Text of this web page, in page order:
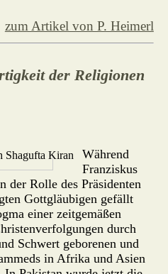
zum Artikel von P. Heimerl
der Religionen
Während
Franziskus
der Rolle des Präsidenten
Gott­gläubigen gefällt
einer zeitgemäßen
durch
Schwert geborenen und
in Afrika und Asien